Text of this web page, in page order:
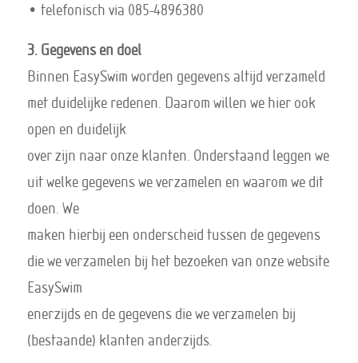
• telefonisch via 085-4896380
3. Gegevens en doel
Binnen EasySwim worden gegevens altijd verzameld
met duidelijke redenen. Daarom willen we hier ook
open en duidelijk
over zijn naar onze klanten. Onderstaand leggen we
uit welke gegevens we verzamelen en waarom we dit
doen. We
maken hierbij een onderscheid tussen de gegevens
die we verzamelen bij het bezoeken van onze website
EasySwim
enerzijds en de gegevens die we verzamelen bij
(bestaande) klanten anderzijds.